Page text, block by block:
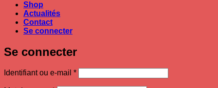
Shop
Actualités
Contact
Se connecter
Se connecter
Identifiant ou e-mail *Obligatoire